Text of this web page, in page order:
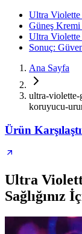
Ultra
Güneş
Ultra Violette
Sonuç:
Ana Sayfa
ultra-
koruyucu-
Ürün
Ultra